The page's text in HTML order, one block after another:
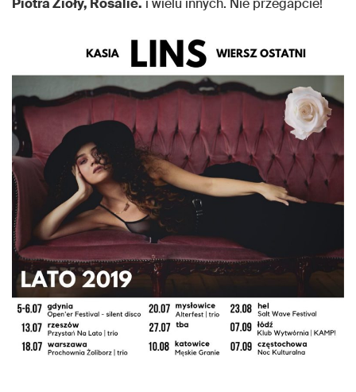
Piotra Zioły, Rosalie. i wielu innych. Nie przegapcie!